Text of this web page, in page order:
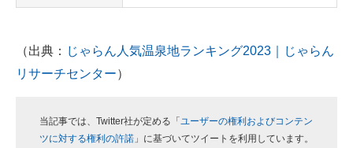
（出典： じゃらん人気温泉地ランキング2023｜じゃらん
リサーチセンター）
当記事では、Twitter社が定める「 ユーザーの権利およびコンテン
ツに対する権利の許諾 」に基づいてツイートを利用しています。